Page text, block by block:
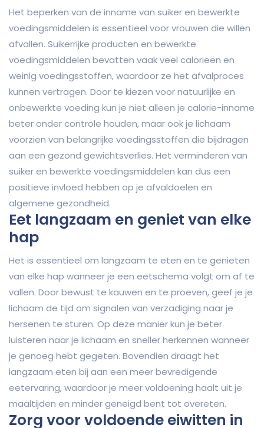
Het beperken van de inname van suiker en bewerkte
voedingsmiddelen is essentieel voor vrouwen die willen
afvallen. Suikerrijke producten en bewerkte
voedingsmiddelen bevatten vaak veel calorieën en
weinig voedingsstoffen, waardoor ze het afvalproces
kunnen vertragen. Door te kiezen voor natuurlijke en
onbewerkte voeding kun je niet alleen je calorie-inname
beter onder controle houden, maar ook je lichaam
voorzien van belangrijke voedingsstoffen die bijdragen
aan een gezond gewichtsverlies. Het verminderen van
suiker en bewerkte voedingsmiddelen kan dus een
positieve invloed hebben op je afvaldoelen en
algemene gezondheid.
Eet langzaam en geniet van elke
hap
Het is essentieel om langzaam te eten en te genieten
van elke hap wanneer je een eetschema volgt om af te
vallen. Door bewust te kauwen en te proeven, geef je je
lichaam de tijd om signalen van verzadiging naar je
hersenen te sturen. Op deze manier kun je beter
luisteren naar je lichaam en sneller herkennen wanneer
je genoeg hebt gegeten. Bovendien draagt het
langzaam eten bij aan een meer bevredigende
eetervaring, waardoor je meer voldoening haalt uit je
maaltijden en minder geneigd bent tot overeten.
Zorg voor voldoende eiwitten in